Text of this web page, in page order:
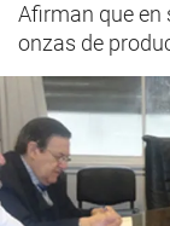
Afirman que en
onzas de